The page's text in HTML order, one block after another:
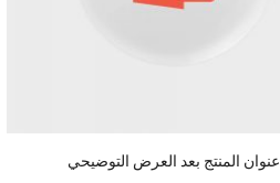
عنوان المنتج بعد العرض التوضيحي